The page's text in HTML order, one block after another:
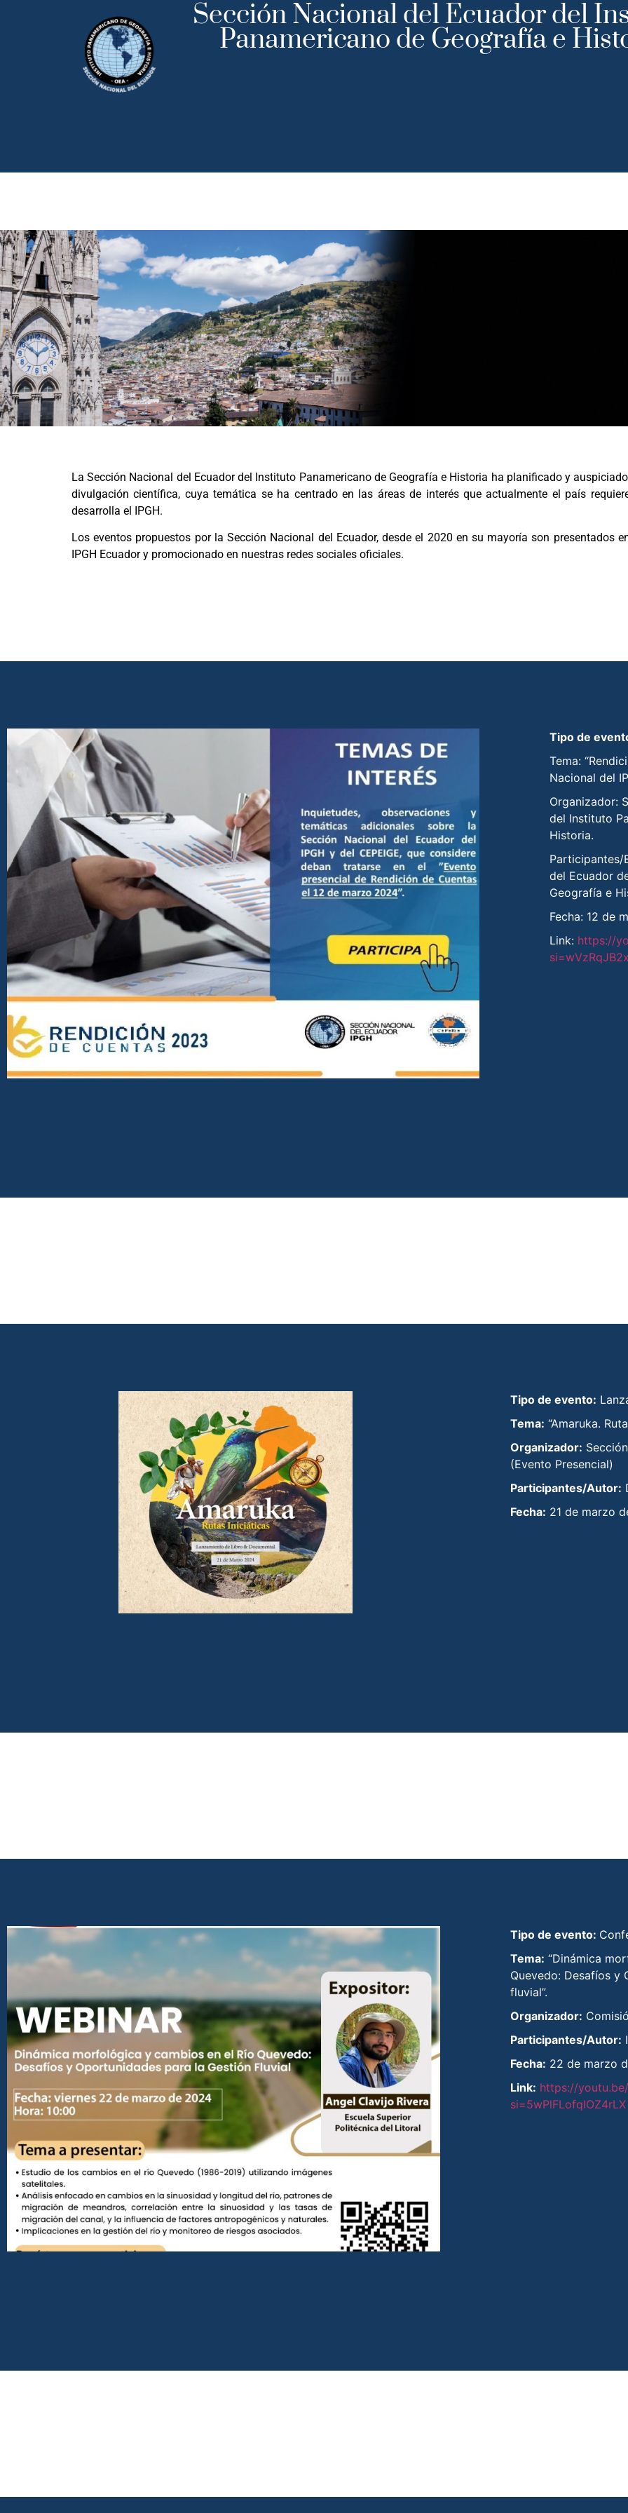
Sección Nacional del Ecuador del
Panamericano de Geografía e
EVENTOS
2024
La Sección Nacional del Ecuador del Instituto Panamericano de Geografía e Historia ha planificado y
divulgación científica, cuya temática se ha centrado en las áreas de interés que actualmente el país
desarrolla el IPGH.
Los eventos propuestos por la Sección Nacional del Ecuador, desde el 2020 en su mayoría son presentados
IPGH Ecuador y promocionado en nuestras redes sociales oficiales.
Tipo de
Tema:
Nacional del
Organizador:
del Instituto
Historia.
Participantes/
del Ecuador
Geografía e
Fecha: 12 de
Link: https://
Tipo de evento:
Tema: “Amaruka.
Organizador:
(Evento Presencial)
Participantes/Autor:
Fecha: 21 de marzo
Tipo de evento:
Tema: “Dinámica
Quevedo: Desafíos y
fluvial”.
Organizador:
Participantes/Autor:
Fecha: 22 de marzo
Link: https://
si=5wPlFLofqIOZ4rLX